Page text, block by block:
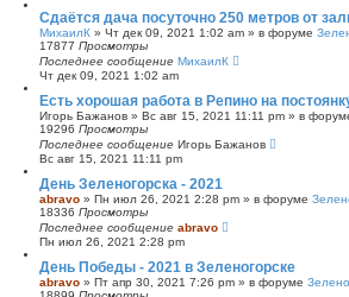
Сдаётся дача посуточно 250 метров от
МихаилК » Чт дек 09, 2021 1:02 am » в форуме
17877 Просмотры
Последнее сообщение МихаилК
Чт дек 09, 2021 1:02 am
Есть хорошая работа в Репино на
Игорь Бажанов » Вс авг 15, 2021 11:11 pm » в
19296 Просмотры
Последнее сообщение Игорь Бажанов
Вс авг 15, 2021 11:11 pm
День Зеленогорска - 2021
abravo » Пн июл 26, 2021 2:28 pm » в форуме
18336 Просмотры
Последнее сообщение abravo
Пн июл 26, 2021 2:28 pm
День Победы - 2021 в Зеленогорске
abravo » Пт апр 30, 2021 7:26 pm » в форуме